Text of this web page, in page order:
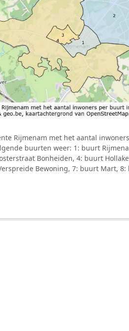
Rijmenam met het aantal
buurten weer: 1: buurt
Bonheiden, 4: buurt
Bewoning, 7: buurt Mart,